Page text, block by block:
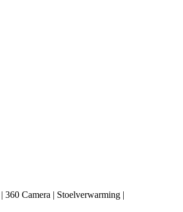
Camera | Stoelverwarming |